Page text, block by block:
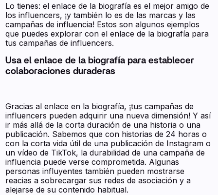
Lo tienes: el enlace de la biografía es el mejor amigo de
los influencers, ¡y también lo es de las marcas y las
campañas de influencia! Estos son algunos ejemplos
que puedes explorar con el enlace de la biografía para
tus campañas de influencers.
Usa el enlace de la biografía para establecer
colaboraciones duraderas
Gracias al enlace en la biografía, ¡tus campañas de
influencers pueden adquirir una nueva dimensión! Y así
ir más allá de la corta duración de una historia o una
publicación. Sabemos que con historias de 24 horas o
con la corta vida útil de una publicación de Instagram o
un vídeo de TikTok, la durabilidad de una campaña de
influencia puede verse comprometida. Algunas
personas influyentes también pueden mostrarse
reacias a sobrecargar sus redes de asociación y a
alejarse de su contenido habitual.